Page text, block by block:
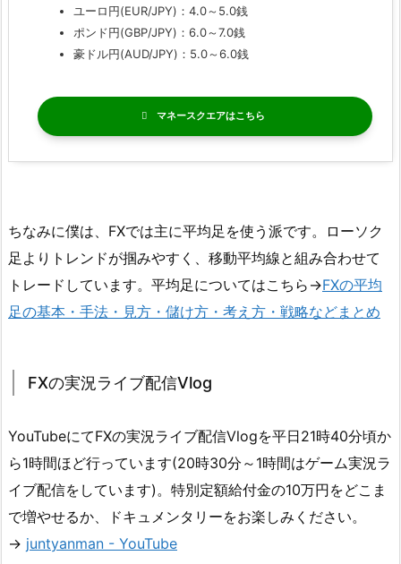
ユーロ円(EUR/JPY)：4.0～5.0銭
ポンド円(GBP/JPY)：6.0～7.0銭
豪ドル円(AUD/JPY)：5.0～6.0銭
マネースクエア
ちなみに僕は、FXでは主に平均足を使う派です。ローソク
足よりトレンドが掴みやすく、移動平均線と組み合わせて
トレードしています。平均足についてはこちら→FXの平均
足の基本・手法・見方・儲け方・考え方・戦略などまとめ
FXの実況ライブ配信Vlog
YouTubeにてFXの実況ライブ配信Vlogを平日21時40分頃か
ら1時間ほど行っています(20時30分～1時間はゲーム実況ラ
イブ配信をしています)。特別定額給付金の10万円をどこま
で増やせるか、ドキュメンタリーをお楽しみください。
→ juntyanman - YouTube